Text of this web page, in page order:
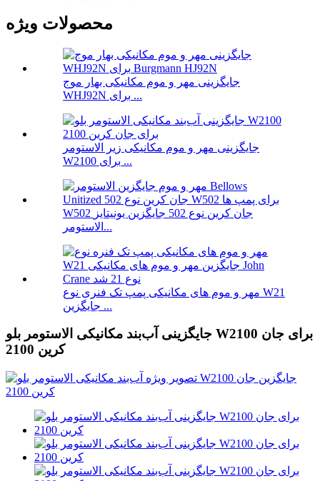
محصولات ویژه
جایگزینی مهر و موم مکانیکی بهار موج
WHJ92N برای ...
جایگزینی مهر و موم مکانیکی زیر الاستومر
W2100 برای ...
W502 جان کرین نوع 502 جایگزین یونیتایز
الاستومر...
مهر و موم های مکانیکی پمپ تک فنری نوع W21
جایگزین ...
جایگزینی آب‌بند مکانیکی الاستومر بلو W2100 برای جان
کرین 2100